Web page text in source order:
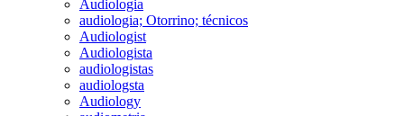
Audiologia
audiologia; Otorrino; técnicos
Audiologist
Audiologista
audiologistas
audiologsta
Audiology